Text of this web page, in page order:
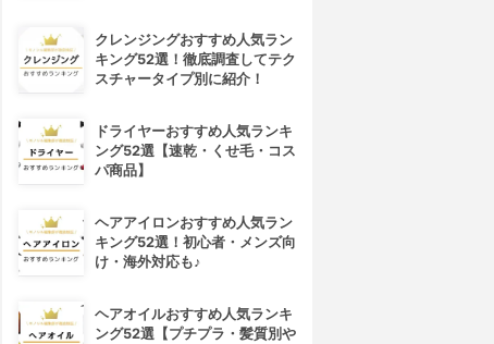
クレンジングおすすめ人気ラン
キング52選！徹底調査してテク
スチャータイプ別に紹介！
ドライヤーおすすめ人気ランキ
ング52選【速乾・くせ毛・コス
パ商品】
ヘアアイロンおすすめ人気ラン
キング52選！初心者・メンズ向
け・海外対応も♪
ヘアオイルおすすめ人気ランキ
ング52選【プチプラ・髪質別や